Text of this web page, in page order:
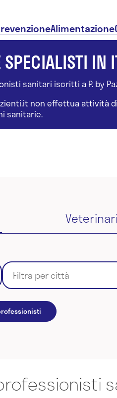
Alimentazione
IN
sanitari iscritti a P. by
non effettua attività
sanitarie.
Filtra per città